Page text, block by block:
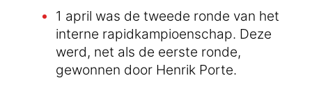
1 april was de tweede ronde van het
interne rapidkampioenschap. Deze
werd, net als de eerste ronde,
gewonnen door Henrik Porte.